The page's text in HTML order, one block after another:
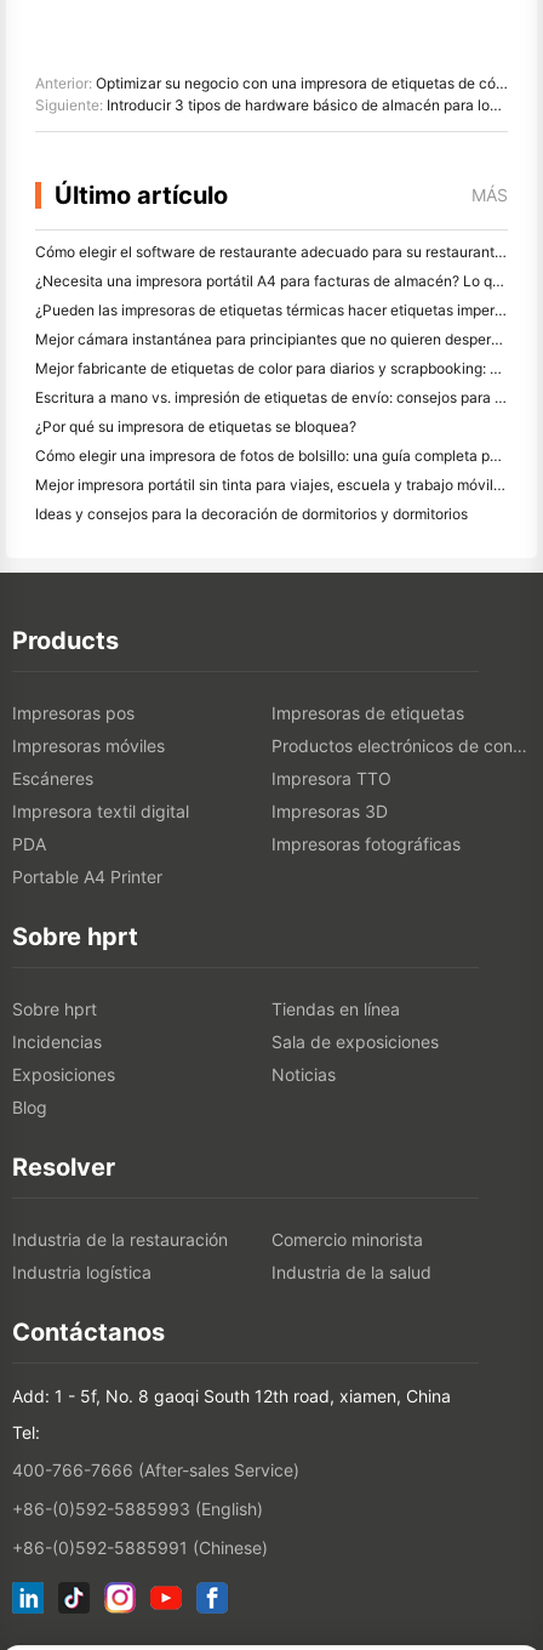
Anterior: Optimizar su negocio con una impresora de etiquetas de código qr: una guía completa
Siguiente: Introducir 3 tipos de hardware básico de almacén para lograr una operación excelente
Último artículo MÁS
Cómo elegir el software de restaurante adecuado para su restaurante pequeño o mediano
¿Necesita una impresora portátil A4 para facturas de almacén? Lo que realmente funciona
¿Pueden las impresoras de etiquetas térmicas hacer etiquetas impermeables para productos de pequeñas empresas?
Mejor cámara instantánea para principiantes que no quieren desperdiciar papel
Mejor fabricante de etiquetas de color para diarios y scrapbooking: Añadir más color a cada página
Escritura a mano vs. impresión de etiquetas de envío: consejos para las pequeñas empresas en 2026
¿Por qué su impresora de etiquetas se bloquea?
Cómo elegir una impresora de fotos de bolsillo: una guía completa para los usuarios de diario, viajes y iPhone
Mejor impresora portátil sin tinta para viajes, escuela y trabajo móvil: Hanin MT620 Pro
Ideas y consejos para la decoración de dormitorios y dormitorios
Products
Impresoras pos
Impresoras de etiquetas
Impresoras móviles
Productos electrónicos de consumo
Escáneres
Impresora TTO
Impresora textil digital
Impresoras 3D
PDA
Impresoras fotográficas
Portable A4 Printer
Sobre hprt
Sobre hprt
Tiendas en línea
Incidencias
Sala de exposiciones
Exposiciones
Noticias
Blog
Resolver
Industria de la restauración
Comercio minorista
Industria logística
Industria de la salud
Contáctanos
Add: 1 - 5f, No. 8 gaoqi South 12th road, xiamen, China
Tel:
400-766-7666 (After-sales Service)
+86-(0)592-5885993 (English)
+86-(0)592-5885991 (Chinese)